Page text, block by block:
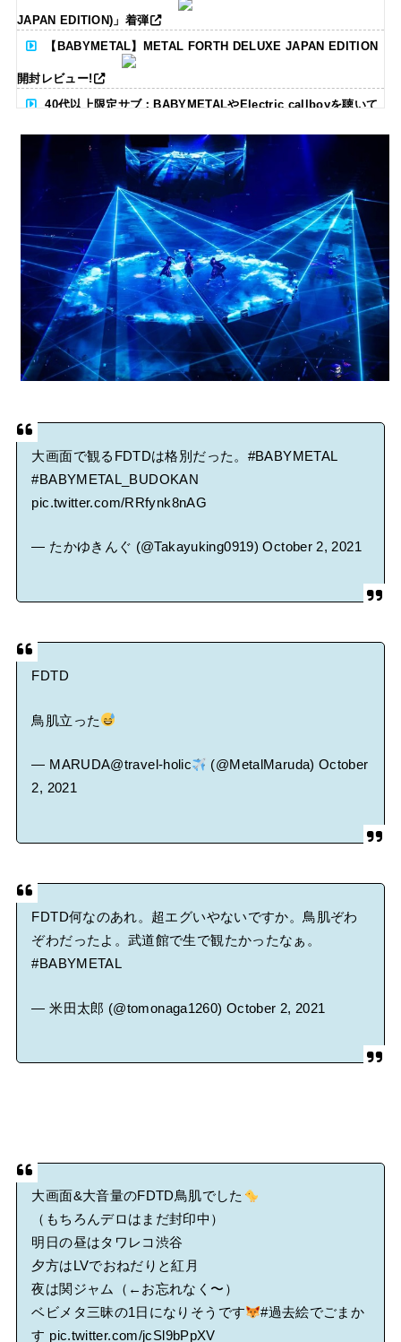
JAPAN EDITION)」着弾
【BABYMETAL】METAL FORTH DELUXE JAPAN EDITION
開封レビュー!
40代以上限定サブ：BABYMETALやElectric callboyを聴いて
る人いる？ 【海外の反応】
BABYMETAL「CANNONBALL外伝」グッズ販売決定
タワーレコード新宿店にてBABYMETALのパネル展が開催中
Powered by livedoor 相互RSS
大画面で観るFDTDは格別だった。 #BABYMETAL
#BABYMETAL_BUDOKAN
pic.twitter.com/RRfynk8nAG
— たかゆきんぐ (@Takayuking0919)October 2, 2021
FDTD
鳥肌立った
— MARUDA@travel-holic (@MetalMaruda)October
2, 2021
FDTD何なのあれ。超エグいやないですか。鳥肌ぞわ
ぞわだったよ。武道館で生で観たかったなぁ。
#BABYMETAL
— 米田太郎 (@tomonaga1260) October 2, 2021
大画面&大音量のFDTD鳥肌でした
（もちろんデロはまだ封印中）
明日の昼はタワレコ渋谷
夕方はLVでおねだりと紅月
夜は関ジャム（←お忘れなく〜）
ベビメタ三昧の1日になりそうです
#過去絵でごまか
す pic.twitter.com/jcSl9bPpXV